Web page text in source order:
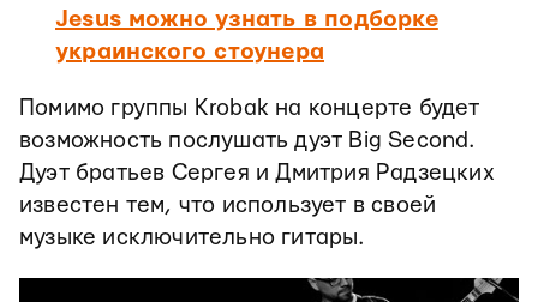
Jesus можно узнать в подборке
украинского стоунера
Помимо группы Krobak на концерте будет
возможность послушать дуэт Big Second.
Дуэт братьев Сергея и Дмитрия Радзецких
известен тем, что использует в своей
музыке исключительно гитары.